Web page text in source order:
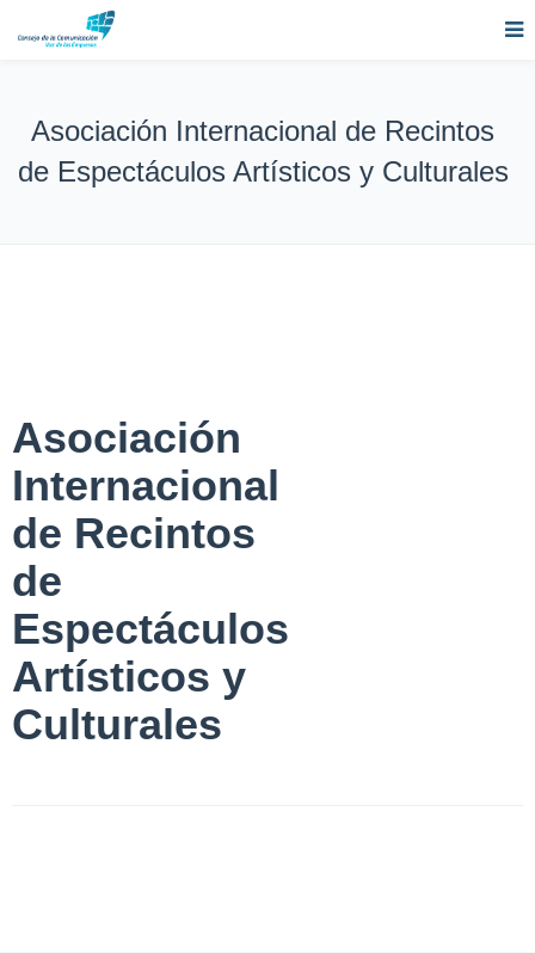
Asociación Internacional de Recintos
de Espectáculos Artísticos y Culturales
Asociación
Internacional
de Recintos
de
Espectáculos
Artísticos y
Culturales